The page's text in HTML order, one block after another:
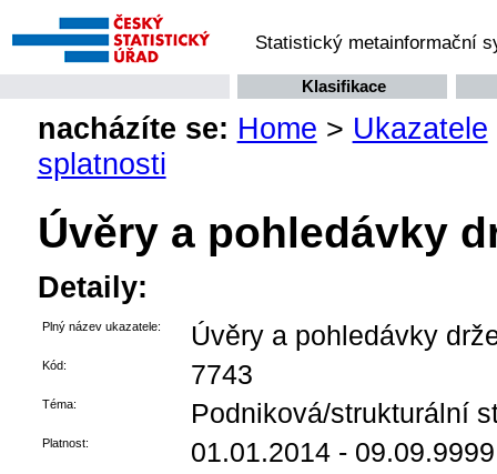
Statistický metainformační
Klasifikace
nacházíte se: Home > Ukazatele
splatnosti
Úvěry a pohledávky
Detaily:
Plný název ukazatele: Úvěry a pohledávky
Kód: 7743
Téma: Podniková/strukturální
Platnost: 01.01.2014 - 09.09.9999